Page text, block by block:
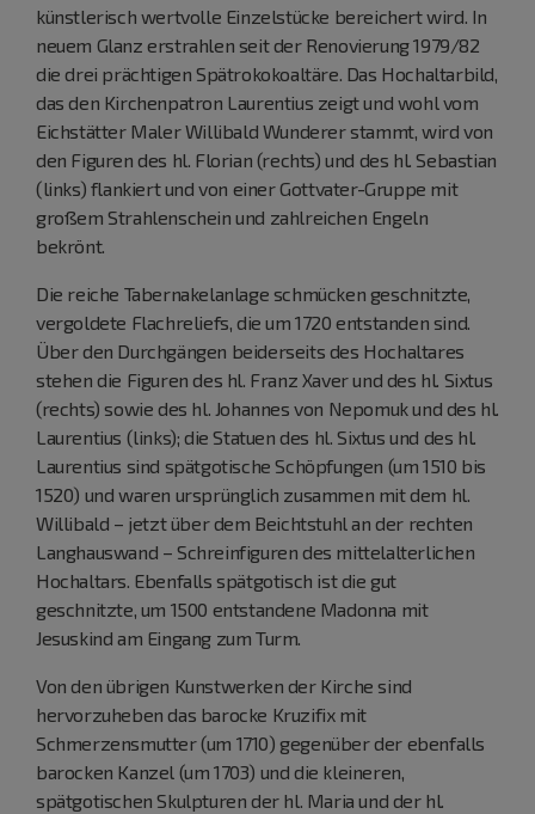
künstlerisch wertvolle Einzelstücke bereichert wird. In
neuem Glanz erstrahlen seit der Renovierung 1979/82
die drei prächtigen Spätrokokoaltäre. Das Hochaltarbild,
das den Kirchenpatron Laurentius zeigt und wohl vom
Eichstätter Maler Willibald Wunderer stammt, wird von
den Figuren des hl. Florian (rechts) und des hl. Sebastian
(links) flankiert und von einer Gottvater-Gruppe mit
großem Strahlenschein und zahlreichen Engeln
bekrönt.
Die reiche Tabernakelanlage schmücken geschnitzte,
vergoldete Flachreliefs, die um 1720 entstanden sind.
Über den Durchgängen beiderseits des Hochaltares
stehen die Figuren des hl. Franz Xaver und des hl. Sixtus
(rechts) sowie des hl. Johannes von Nepomuk und des hl.
Laurentius (links); die Statuen des hl. Sixtus und des hl.
Laurentius sind spätgotische Schöpfungen (um 1510 bis
1520) und waren ursprünglich zusammen mit dem hl.
Willibald – jetzt über dem Beichtstuhl an der rechten
Langhauswand – Schreinfiguren des mittelalterlichen
Hochaltars. Ebenfalls spätgotisch ist die gut
geschnitzte, um 1500 entstandene Madonna mit
Jesuskind am Eingang zum Turm.
Von den übrigen Kunstwerken der Kirche sind
hervorzuheben das barocke Kruzifix mit
Schmerzensmutter (um 1710) gegenüber der ebenfalls
barocken Kanzel (um 1703) und die kleineren,
spätgotischen Skulpturen der hl. Maria und der hl.